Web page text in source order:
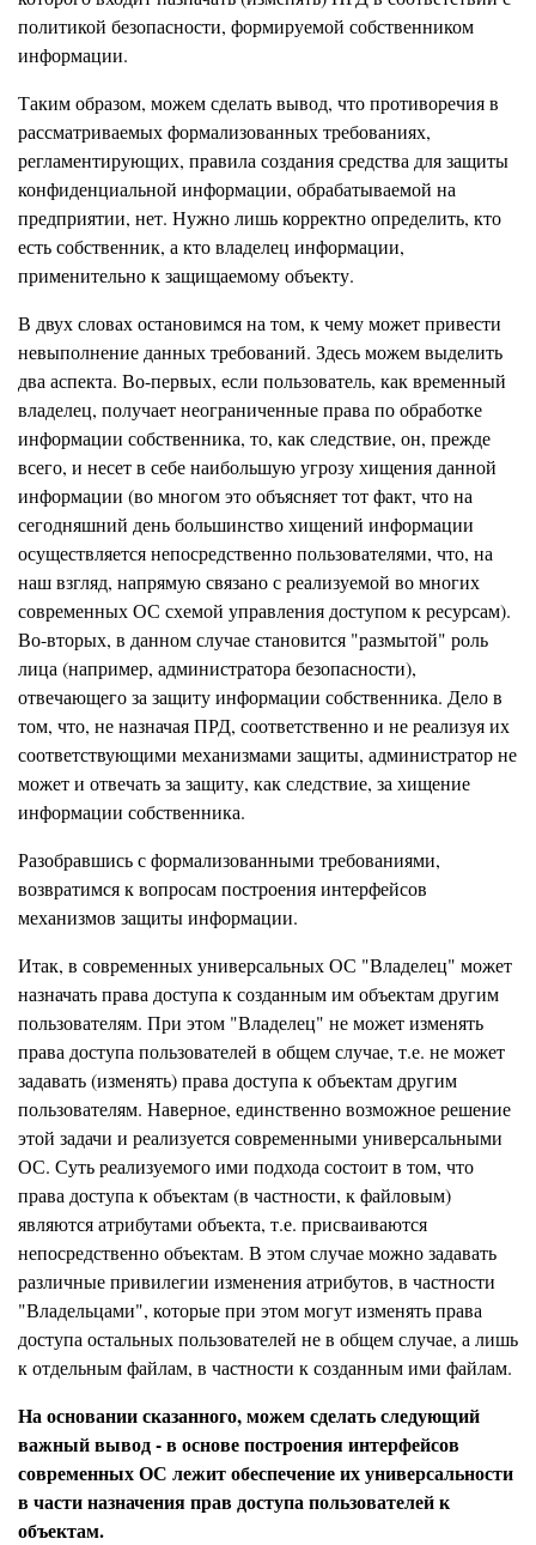
политикой безопасности, формируемой собственником
информации.
Таким образом, можем сделать вывод, что противоречия в
рассматриваемых формализованных требованиях,
регламентирующих, правила создания средства для защиты
конфиденциальной информации, обрабатываемой на
предприятии, нет. Нужно лишь корректно определить, кто
есть собственник, а кто владелец информации,
применительно к защищаемому объекту.
В двух словах остановимся на том, к чему может привести
невыполнение данных требований. Здесь можем выделить
два аспекта. Во-первых, если пользователь, как временный
владелец, получает неограниченные права по обработке
информации собственника, то, как следствие, он, прежде
всего, и несет в себе наибольшую угрозу хищения данной
информации (во многом это объясняет тот факт, что на
сегодняшний день большинство хищений информации
осуществляется непосредственно пользователями, что, на
наш взгляд, напрямую связано с реализуемой во многих
современных ОС схемой управления доступом к ресурсам).
Во-вторых, в данном случае становится "размытой" роль
лица (например, администратора безопасности),
отвечающего за защиту информации собственника. Дело в
том, что, не назначая ПРД, соответственно и не реализуя их
соответствующими механизмами защиты, администратор не
может и отвечать за защиту, как следствие, за хищение
информации собственника.
Разобравшись с формализованными требованиями,
возвратимся к вопросам построения интерфейсов
механизмов защиты информации.
Итак, в современных универсальных ОС "Владелец" может
назначать права доступа к созданным им объектам другим
пользователям. При этом "Владелец" не может изменять
права доступа пользователей в общем случае, т.е. не может
задавать (изменять) права доступа к объектам другим
пользователям. Наверное, единственно возможное решение
этой задачи и реализуется современными универсальными
ОС. Суть реализуемого ими подхода состоит в том, что
права доступа к объектам (в частности, к файловым)
являются атрибутами объекта, т.е. присваиваются
непосредственно объектам. В этом случае можно задавать
различные привилегии изменения атрибутов, в частности
"Владельцами", которые при этом могут изменять права
доступа остальных пользователей не в общем случае, а лишь
к отдельным файлам, в частности к созданным ими файлам.
На основании сказанного, можем сделать следующий
важный вывод - в основе построения интерфейсов
современных ОС лежит обеспечение их универсальности
в части назначения прав доступа пользователей к
объектам.